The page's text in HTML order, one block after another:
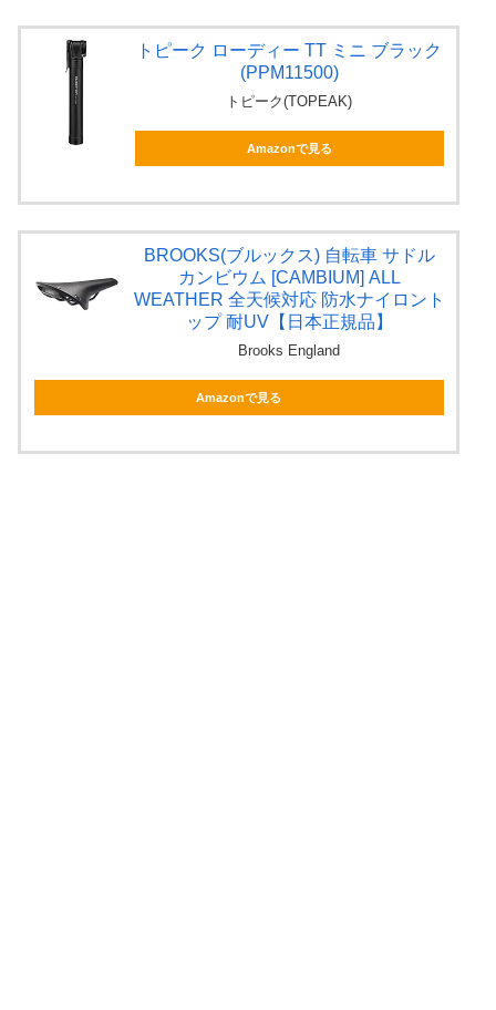
トピーク ローディー TT ミニ ブラック
(PPM11500)
トピーク(TOPEAK)
Amazonで見る
BROOKS(ブルックス) 自転車 サドル
カンビウム [CAMBIUM] ALL
WEATHER 全天候対応 防水ナイロント
ップ 耐UV【日本正規品】
Brooks England
Amazonで見る